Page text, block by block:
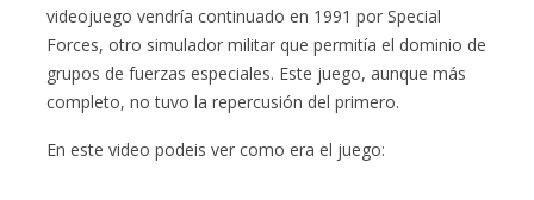
videojuego vendría continuado en 1991 por Special
Forces, otro simulador militar que permitía el dominio de
grupos de fuerzas especiales. Este juego, aunque más
completo, no tuvo la repercusión del primero.
En este video podeis ver como era el juego: